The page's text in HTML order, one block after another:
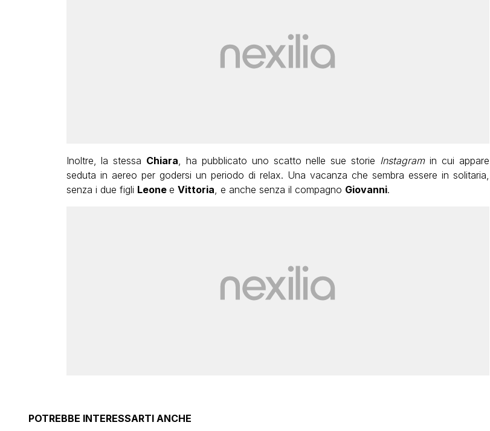
Inoltre, la stessa Chiara , ha pubblicato uno scatto nelle sue storie Instagram in cui appare
seduta in aereo per godersi un periodo di relax. Una vacanza che sembra essere in solitaria,
senza i due figli Leone e Vittoria , e anche senza il compagno Giovanni.
POTREBBE INTERESSARTI ANCHE